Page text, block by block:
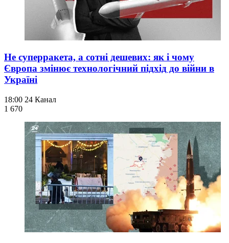
Не суперракета, а сотні дешевих: як і чому
Європа змінює технологічний підхід до війни в
Україні
18:00 24 Канал
1 670